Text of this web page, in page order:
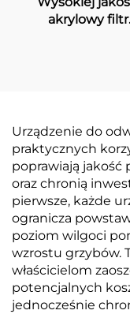
akrylowy filtr
Urządzenie do
praktycznych
poprawiają jakość
oraz chronią
pierwsze, każde
ogranicza
poziom wilgoci
wzrostu grzybów.
właścicielom
potencjalnych
jednocześnie